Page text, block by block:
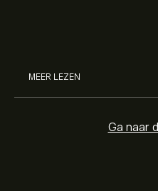
MEER LEZEN
Ga naar